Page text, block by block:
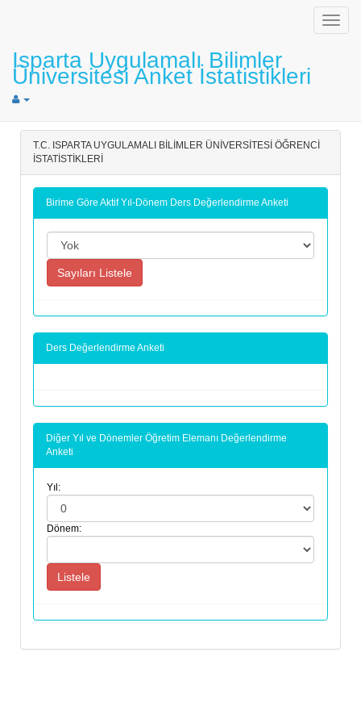
Menü
Isparta Uygulamalı Bilimler
Üniversitesi Anket İstatistikleri
T.C. ISPARTA UYGULAMALI BİLİMLER ÜNİVERSİTESİ ÖĞRENCİ
İSTATİSTİKLERİ
Birime Göre Aktif Yıl-Dönem Ders Değerlendirme Anketi
Ders Değerlendirme Anketi
Diğer Yıl ve Dönemler Öğretim Elemanı Değerlendirme
Anketi
Yıl:
Dönem: